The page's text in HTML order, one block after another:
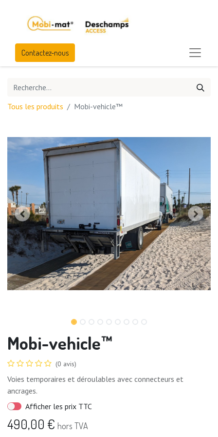
Contactez-nous
Tous les produits Mobi-vehicle™
Mobi-vehicle™
(0 avis)
Voies temporaires et déroulables avec connecteurs et
ancrages.
Afficher les prix TTC
490,00 € hors TVA